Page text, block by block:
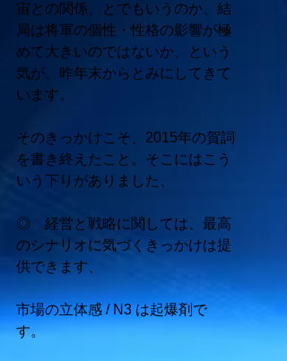
宙との関係、とでもいうのか、結
局は将軍の個性・性格の影響が極
めて大きいのではないか、という
気が、昨年末からとみにしてきて
います。
そのきっかけこそ、2015年の賀詞
を書き終えたこと。そこにはこう
いう下りがありました、
◎　経営と戦略に関しては、最高
のシナリオに気づくきっかけは提
供できます、
市場の立体感 / N3 は起爆剤で
す。